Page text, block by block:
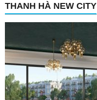
THANH HÀ NEW CITY